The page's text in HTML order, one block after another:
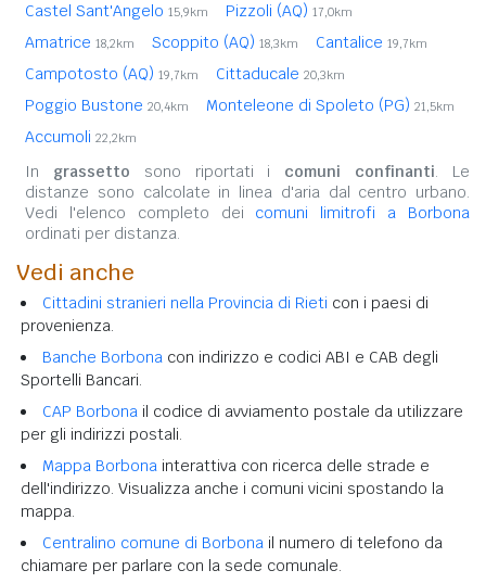
Castel Sant'Angelo 15,9km Pizzoli (AQ) 17,0km
Amatrice 18,2km Scoppito (AQ) 18,3km Cantalice 19,7km
Campotosto (AQ) 19,7km Cittaducale 20,3km
Poggio Bustone 20,4km Monteleone di Spoleto (PG) 21,5km
Accumoli 22,2km
In grassetto sono riportati i comuni confinanti. Le
distanze sono calcolate in linea d'aria dal centro urbano.
Vedi l'elenco completo dei comuni limitrofi a Borbona
ordinati per distanza.
Vedi anche
Cittadini stranieri nella Provincia di Rieti con i paesi di
provenienza.
Banche Borbona con indirizzo e codici ABI e CAB degli
Sportelli Bancari.
CAP Borbona il codice di avviamento postale da utilizzare
per gli indirizzi postali.
Mappa Borbona interattiva con ricerca delle strade e
dell'indirizzo. Visualizza anche i comuni vicini spostando la
mappa.
Centralino comune di Borbona il numero di telefono da
chiamare per parlare con la sede comunale.